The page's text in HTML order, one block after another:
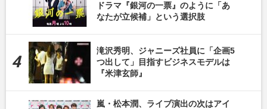
ドラマ『銀河の一票』のように「あ
なたが立候補」という選択肢
滝沢秀明、ジャニーズ社員に「企画5
つ出して」目指すビジネスモデルは
『米津玄師』
嵐・松本潤、ライブ演出の次はアイ